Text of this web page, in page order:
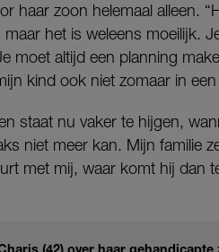
haar zoon helemaal alleen.
het is weleens moeilijk.
moet altijd een planning
kind ook niet zomaar in een
staat nu vaker te hijgen,
niet meer kan. Mijn familie
met mij, waar komt hij dan